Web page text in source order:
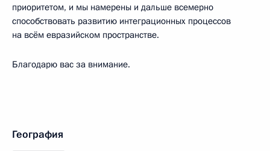
приоритетом, и мы намерены и дальше всемерно
способствовать развитию интеграционных процессов
на всём евразийском пространстве.
Благодарю вас за внимание.
География